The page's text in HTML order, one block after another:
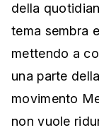
della
tema sembra
mettendo a
una parte
movimento
non vuole